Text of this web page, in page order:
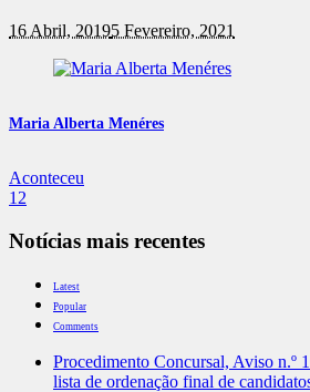
16 Abril, 20195 Fevereiro, 2021
Maria Alberta Menéres
Aconteceu
12
Notícias mais recentes
Latest
Popular
Comments
Procedimento Concursal, Aviso n.º
lista de ordenação final de